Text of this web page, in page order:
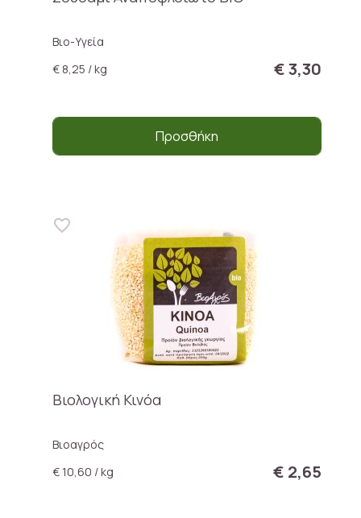
Βιο-Υγεία
€ 8,25 / kg
€ 3,30
Προσθήκη
Βιολογική Κινόα
Βιοαγρός
€ 10,60 / kg
€ 2,65